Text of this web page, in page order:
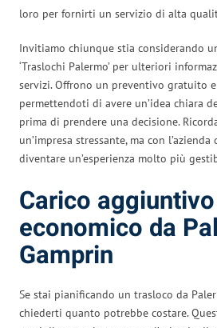
loro per fornirti un servizio di alta
Invitiamo chiunque stia considerando
‘Traslochi Palermo’ per ulteriori
servizi. Offrono un preventivo gratuito
permettendoti di avere un’idea chiara
prima di prendere una decisione.
un’impresa stressante, ma con
diventare un’esperienza molto più
Carico aggiuntivo
economico da
Gamprin
Se stai pianificando un trasloco da
chiederti quanto potrebbe costare.